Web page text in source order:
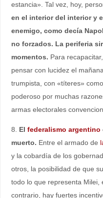
estancia». Tal vez, hoy,
en el interior del interior y
enemigo, como decía
no forzados. La periferia
momentos. Para
pensar con lucidez el
trumpista, con «títeres»
poderoso por muchas
armas electorales
8. El federalismo argentino
muerto. Entre el armado de
y la cobardía de los
otros, la posibilidad de que
todo lo que representa Milei,
contrario, hay fuertes